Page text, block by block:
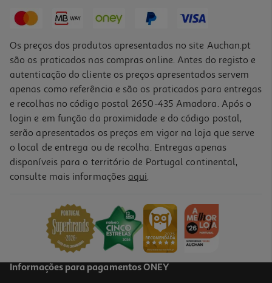
Livro O Gato Das Botas
PVP de editor
Os preços dos produtos apresentados no site Auchan.pt
são os praticados nas compras online. Antes do registo e
autenticação do cliente os preços apresentados servem
apenas como referência e são os praticados para entregas
e recolhas no código postal 2650-435 Amadora. Após o
login e em função da proximidade e do código postal,
serão apresentados os preços em vigor na loja que serve
o local de entrega ou de recolha. Entregas apenas
disponíveis para o território de Portugal continental,
consulte mais informações aqui.
Informações para pagamentos ONEY